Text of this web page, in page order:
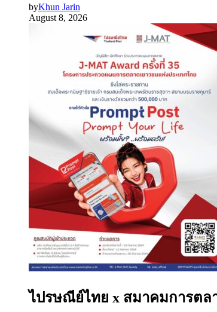
byKhun Jarin
August 8, 2026
ไปรษณีย์ไทย x สมาคมการตล